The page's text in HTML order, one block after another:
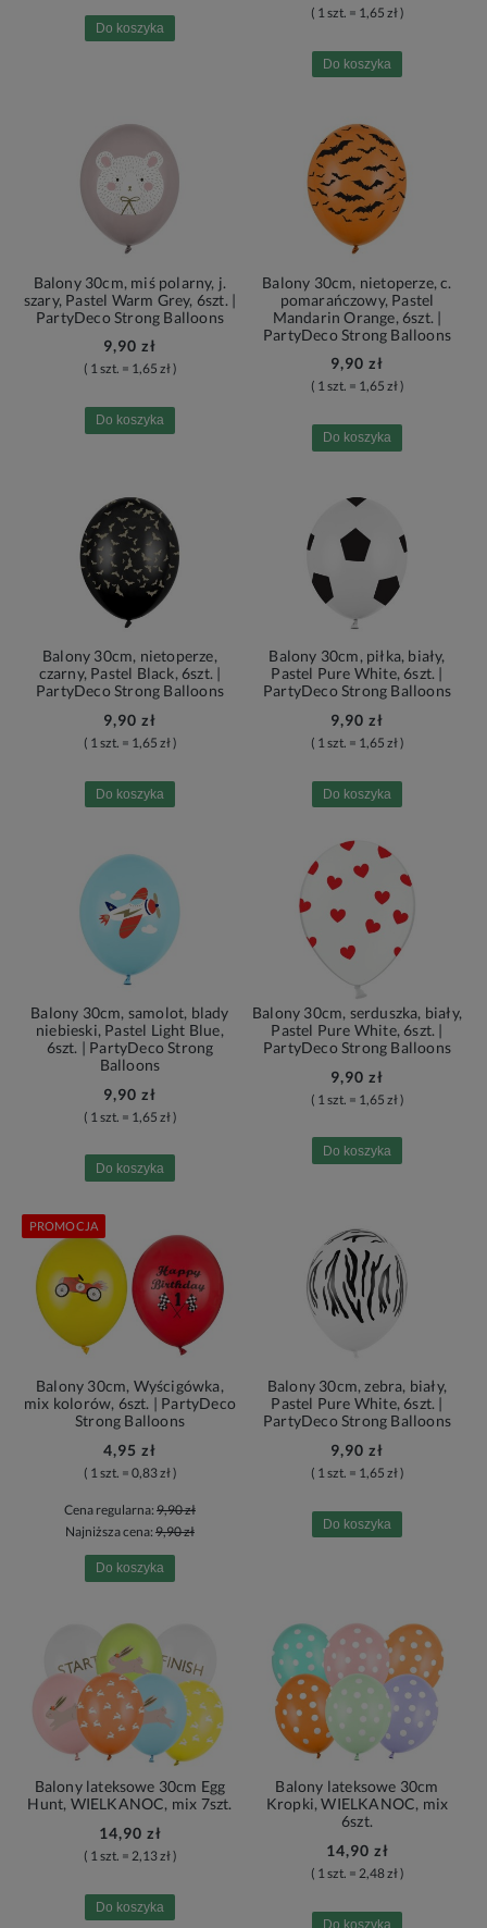
Do koszyka
( 1 szt. = 1,65 zł )
Do koszyka
Balony 30cm, miś polarny, j.
szary, Pastel Warm Grey, 6szt. |
PartyDeco Strong Balloons
9,90 zł
( 1 szt. = 1,65 zł )
Do koszyka
Balony 30cm, nietoperze, c.
pomarańczowy, Pastel
Mandarin Orange, 6szt. |
PartyDeco Strong Balloons
9,90 zł
( 1 szt. = 1,65 zł )
Do koszyka
Balony 30cm, nietoperze,
czarny, Pastel Black, 6szt. |
PartyDeco Strong Balloons
9,90 zł
( 1 szt. = 1,65 zł )
Do koszyka
Balony 30cm, piłka, biały,
Pastel Pure White, 6szt. |
PartyDeco Strong Balloons
9,90 zł
( 1 szt. = 1,65 zł )
Do koszyka
Balony 30cm, samolot, blady
niebieski, Pastel Light Blue,
6szt. | PartyDeco Strong
Balloons
9,90 zł
( 1 szt. = 1,65 zł )
Do koszyka
Balony 30cm, serduszka, biały,
Pastel Pure White, 6szt. |
PartyDeco Strong Balloons
9,90 zł
( 1 szt. = 1,65 zł )
Do koszyka
Balony 30cm, Wyścigówka,
mix kolorów, 6szt. | PartyDeco
Strong Balloons
4,95 zł
( 1 szt. = 0,83 zł )
Cena regularna: 9,90 zł
Najniższa cena: 9,90 zł
Do koszyka
PROMOCJA
Balony 30cm, zebra, biały,
Pastel Pure White, 6szt. |
PartyDeco Strong Balloons
9,90 zł
( 1 szt. = 1,65 zł )
Do koszyka
Balony lateksowe 30cm Egg
Hunt, WIELKANOC, mix 7szt.
14,90 zł
( 1 szt. = 2,13 zł )
Do koszyka
Balony lateksowe 30cm
Kropki, WIELKANOC, mix
6szt.
14,90 zł
( 1 szt. = 2,48 zł )
Do koszyka